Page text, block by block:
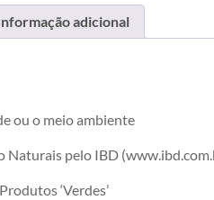
adicional
ou o meio ambiente
Naturais pelo IBD
‘Verdes’